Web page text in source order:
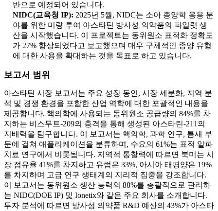
반으로 예정되어 있습니다.
NIDC(교육청 IP): 2025년 5월, NIDC는 소아 종양학 응용 분
야를 위한 미량 투여 아스타틴 방사성 의약품의 파일럿 생
산을 시작했습니다. 이 프로젝트는 동위원소 표적화 정확도
가 27% 향상되었다고 보고했으며 매우 구체적인 종양 유형
에 대한 사용을 확대하는 것을 목표로 하고 있습니다.
보고서 범위
아스타틴 시장 보고서는 주요 성장 동인, 시장 세분화, 지역 분
석 및 경쟁 환경을 포함한 산업 역학에 대한 포괄적인 내용을
제공합니다. 핵의학에 사용되는 동위원소 공급량의 84%를 차
지하는 비스무트-209의 충격을 통해 생성된 아스타틴-211의
지배력을 탐구합니다. 이 보고서는 핵의학, 과학 연구, 틈새 부
문에 걸쳐 애플리케이션을 분류하며, 수요의 61%는 표적 알파
치료 연구에서 비롯됩니다. 지역적 통찰력에 따르면 북미는 시
장 점유율 41%를 차지하고 유럽은 33%, 아시아 태평양은 19%
를 차지하며 고급 연구 생태계의 지리적 집중을 강조합니다.
이 보고서는 동위원소 생산 능력의 88%를 총괄적으로 관리하
는 NIDC(DOE IP) 및 Ionetix와 같은 주요 회사를 소개합니다.
투자 분석에 따르면 방사성 의약품 R&D 예산의 43%가 아스타